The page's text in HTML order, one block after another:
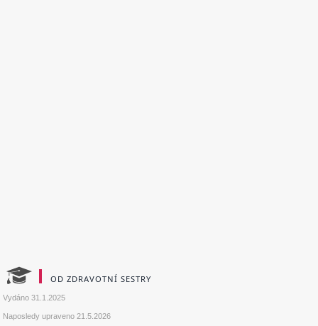
OD ZDRAVOTNÍ SESTRY
Vydáno31.1.2025
Naposledy upraveno21.5.2026